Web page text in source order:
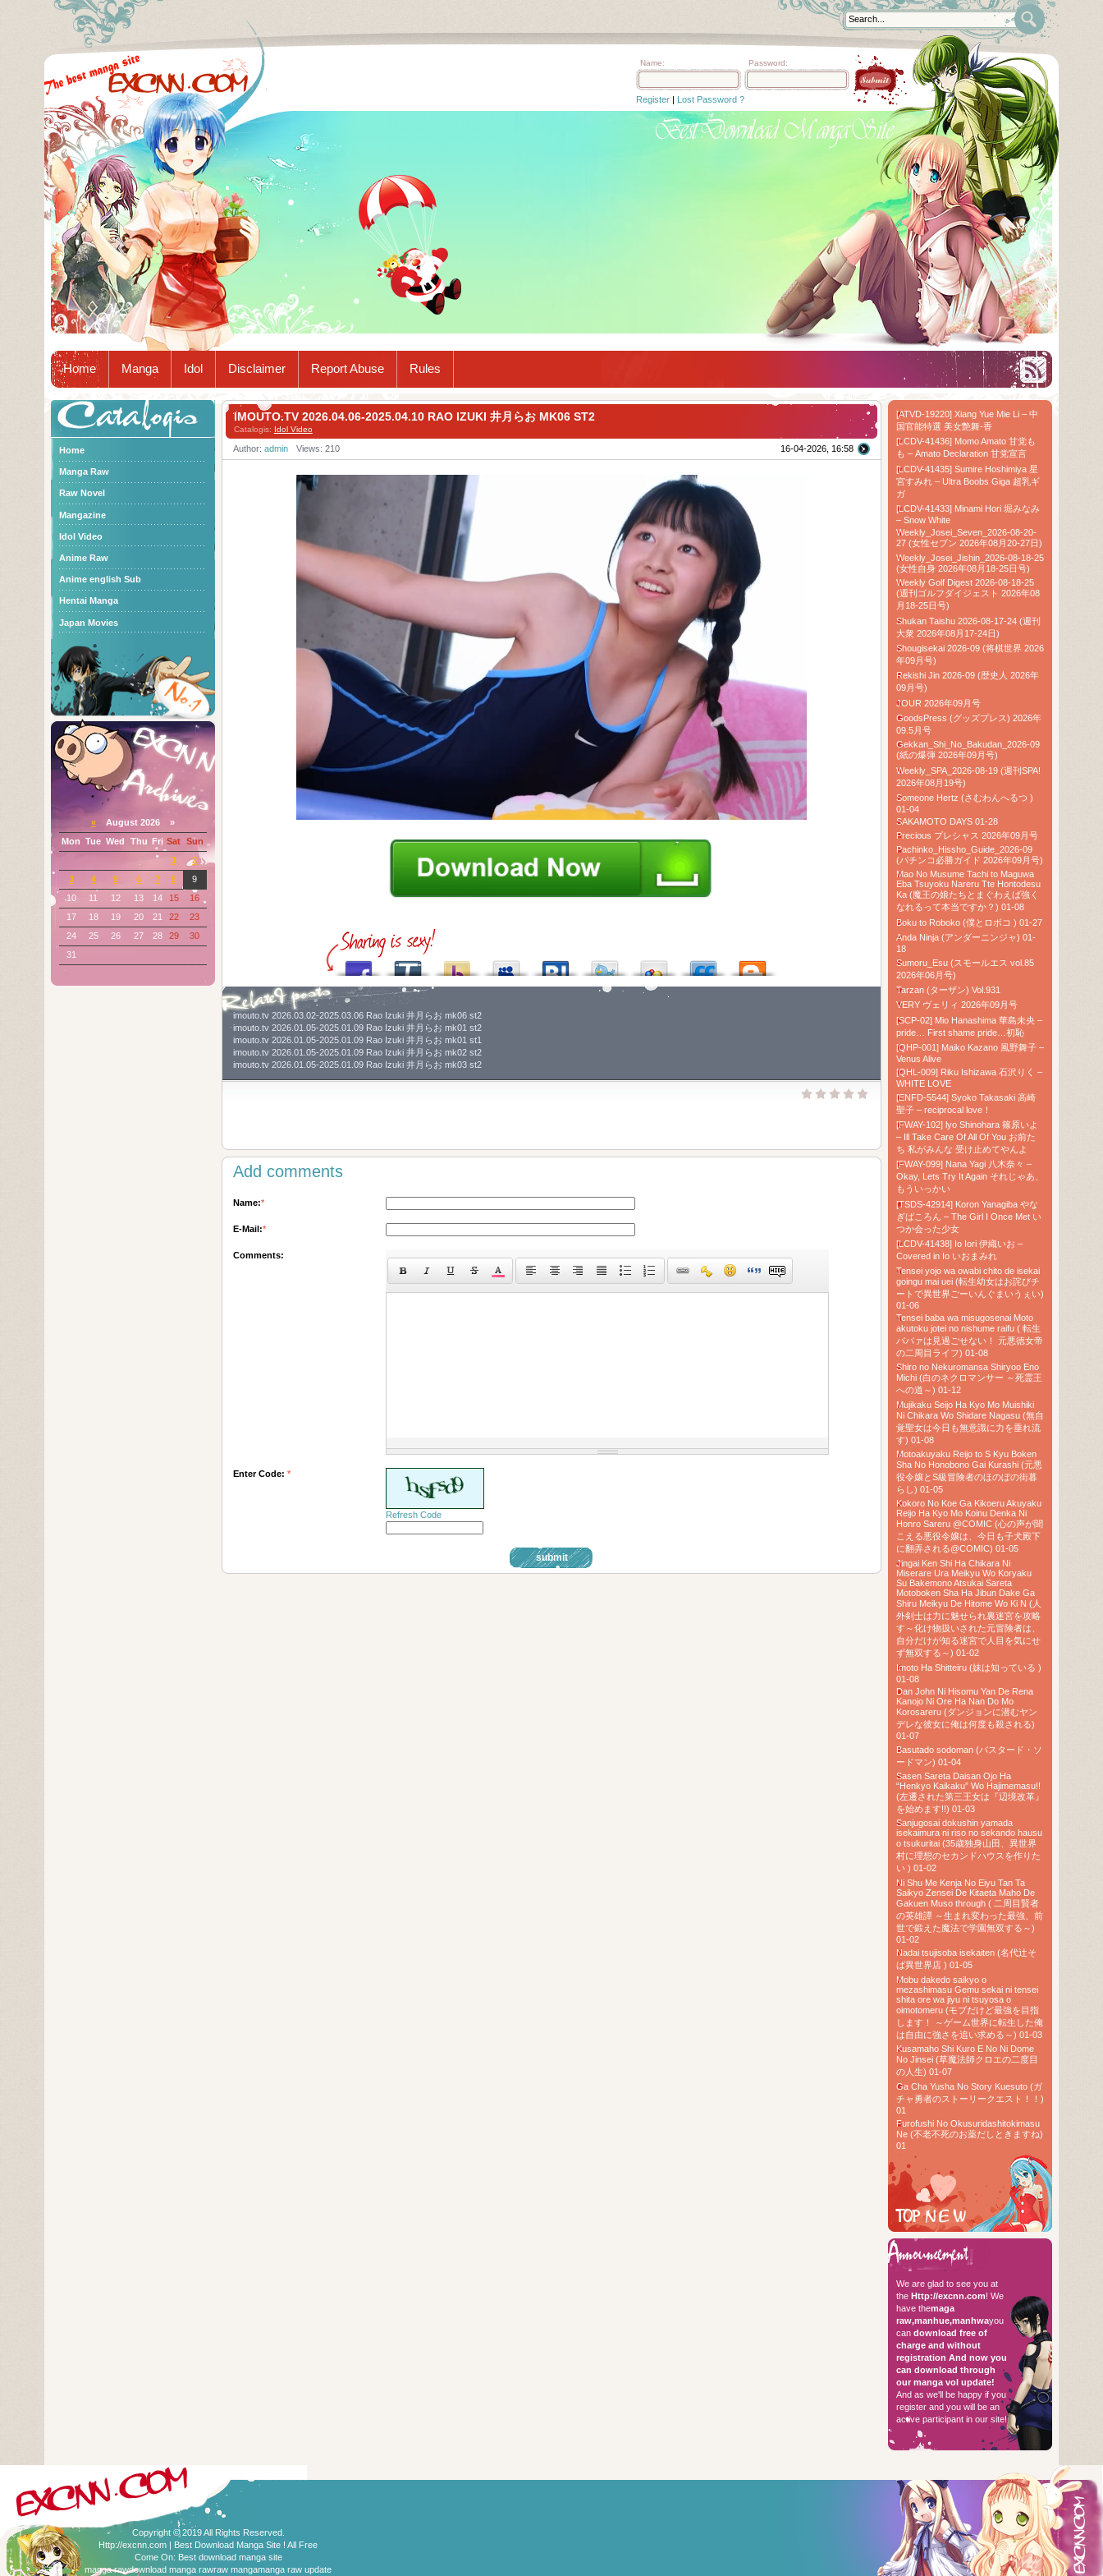
Excnn.com - Manga raw download...
Name: Password:
Register | Lost Password ?
Home Manga Idol Disclaimer Report Abuse Rules
IMOUTO.TV 2026.04.06-2025.04.10 RAO IZUKI 井月らお MK06 ST2
Catalogis: Idol Video
16-04-2026, 16:58
Author: admin Views: 210
imouto.tv 2026.03.02-2025.03.06 Rao Izuki 井月らお mk06 st2
imouto.tv 2026.01.05-2025.01.09 Rao Izuki 井月らお mk01 st2
imouto.tv 2026.01.05-2025.01.09 Rao Izuki 井月らお mk01 st1
imouto.tv 2026.01.05-2025.01.09 Rao Izuki 井月らお mk02 st2
imouto.tv 2026.01.05-2025.01.09 Rao Izuki 井月らお mk03 st2
Add comments
Name:*
E-Mail:*
Comments:
Enter Code: *
Refresh Code
[ATVD-19220] Xiang Yue Mie Li – 中
国官能特選 美女艶舞-香
[LCDV-41436] Momo Amato 甘党も
も – Amato Declaration 甘党宣言
[LCDV-41435] Sumire Hoshimiya 星
宮すみれ – Ultra Boobs Giga 超乳ギ
ガ
[LCDV-41433] Minami Hori 堀みなみ
– Snow White
Weekly_Josei_Seven_2026-08-20-
27 (女性セブン 2026年08月20-27日)
Weekly_Josei_Jishin_2026-08-18-25
(女性自身 2026年08月18-25日号)
Weekly Golf Digest 2026-08-18-25
(週刊ゴルフダイジェスト 2026年08
月18-25日号)
Shukan Taishu 2026-08-17-24 (週刊
大衆 2026年08月17-24日)
Shougisekai 2026-09 (将棋世界 2026
年09月号)
Rekishi Jin 2026-09 (歴史人 2026年
09月号)
JOUR 2026年09月号
GoodsPress (グッズプレス) 2026年
09.5月号
Gekkan_Shi_No_Bakudan_2026-09
(紙の爆弾 2026年09月号)
Weekly_SPA_2026-08-19 (週刊SPA!
2026年08月19号)
Someone Hertz (さむわんへるつ )
01-04
SAKAMOTO DAYS 01-28
Precious プレシャス 2026年09月号
Pachinko_Hissho_Guide_2026-09
(パチンコ必勝ガイド 2026年09月号)
Mao No Musume Tachi to Maguwa
Eba Tsuyoku Nareru Tte Hontodesu
Ka (魔王の娘たちとまぐわえば強く
なれるって本当ですか？) 01-08
Boku to Roboko (僕とロボコ ) 01-27
Anda Ninja (アンダーニンジャ) 01-
18
Sumoru_Esu (スモールエス vol.85
2026年06月号)
Tarzan (ターザン) Vol.931
VERY ヴェリィ 2026年09月号
[SCP-02] Mio Hanashima 華島未央 –
pride… First shame pride…初恥
[QHP-001] Maiko Kazano 風野舞子 –
Venus Alive
[QHL-009] Riku Ishizawa 石沢りく –
WHITE LOVE
[ENFD-5544] Syoko Takasaki 高崎
聖子 – reciprocal love！
[FWAY-102] lyo Shinohara 篠原いよ
– Ill Take Care Of All Of You お前た
ち 私がみんな 受け止めてやんよ
[FWAY-099] Nana Yagi 八木奈々 –
Okay, Lets Try It Again それじゃあ、
もういっかい
[TSDS-42914] Koron Yanagiba やな
ぎばころん – The Girl I Once Met い
つか会った少女
[LCDV-41438] Io Iori 伊織いお –
Covered in Io いおまみれ
Tensei yojo wa owabi chito de isekai
goingu mai uei (転生幼女はお詫びチ
ートで異世界ごーいんぐまいうぇい)
01-06
Tensei baba wa misugosenai Moto
akutoku jotei no nishume raifu ( 転生
ババァは見過ごせない！ 元悪徳女帝
の二周目ライフ) 01-08
Shiro no Nekuromansa Shiryoo Eno
Michi (白のネクロマンサー ～死霊王
への道～) 01-12
Mujikaku Seijo Ha Kyo Mo Muishiki
Ni Chikara Wo Shidare Nagasu (無自
覚聖女は今日も無意識に力を垂れ流
す) 01-08
Motoakuyaku Reijo to S Kyu Boken
Sha No Honobono Gai Kurashi (元悪
役令嬢とS級冒険者のほのぼの街暮
らし) 01-05
Kokoro No Koe Ga Kikoeru Akuyaku
Reijo Ha Kyo Mo Koinu Denka Ni
Honro Sareru @COMIC (心の声が聞
こえる悪役令嬢は、今日も子犬殿下
に翻弄される@COMIC) 01-05
Jingai Ken Shi Ha Chikara Ni
Miserare Ura Meikyu Wo Koryaku
Su Bakemono Atsukai Sareta
Motoboken Sha Ha Jibun Dake Ga
Shiru Meikyu De Hitome Wo Ki N (人
外剣士は力に魅せられ裏迷宮を攻略
す～化け物扱いされた元冒険者は、
自分だけが知る迷宮で人目を気にせ
ず無双する～) 01-02
Imoto Ha Shitteiru (妹は知っている )
01-08
Dan John Ni Hisomu Yan De Rena
Kanojo Ni Ore Ha Nan Do Mo
Korosareru (ダンジョンに潜むヤン
デレな彼女に俺は何度も殺される)
01-07
Basutado sodoman (バスタード・ソ
ードマン) 01-04
Sasen Sareta Daisan Ojo Ha
“Henkyo Kaikaku” Wo Hajimemasu!!
(左遷された第三王女は『辺境改革』
を始めます!!) 01-03
Sanjugosai dokushin yamada
isekaimura ni riso no sekando hausu
o tsukuritai (35歳独身山田、異世界
村に理想のセカンドハウスを作りた
い ) 01-02
Ni Shu Me Kenja No Eiyu Tan Ta
Saikyo Zensei De Kitaeta Maho De
Gakuen Muso through ( 二周目賢者
の英雄譚 ～生まれ変わった最強、前
世で鍛えた魔法で学園無双する～)
01-02
Nadai tsujisoba isekaiten (名代辻そ
ば異世界店 ) 01-05
Mobu dakedo saikyo o
mezashimasu Gemu sekai ni tensei
shita ore wa jiyu ni tsuyosa o
oimotomeru (モブだけど最強を目指
します！ ～ゲーム世界に転生した俺
は自由に強さを追い求める～) 01-03
Kusamaho Shi Kuro E No Ni Dome
No Jinsei (草魔法師クロエの二度目
の人生) 01-07
Ga Cha Yusha No Story Kuesuto (ガ
チャ勇者のストーリークエスト！！)
01
Furofushi No Okusuridashitokimasu
Ne (不老不死のお薬だしときますね)
01
We are glad to see you at
theHttp://excnn.com! We
have themaga
raw,manhue,manhwayou
candownload free of
charge and without
registration And now you
can download through
our manga vol update!
And as we'll be happy if you
register and you will be an
active participant in our site!
Catalogis
Home
Manga Raw
Raw Novel
Mangazine
Idol Video
Anime Raw
Anime english Sub
Hentai Manga
Japan Movies
«August 2026 »
Mon
Tue Wed Thu Fri Sat Sun
1
2
3
4 5 6 7 8
9
10
11 12 13 14 15
16
17
18 19 20 21 22
23
24
25 26 27 28 29
30
31
Copyright © 2019 All Rights Reserved.
Http://excnn.com | Best Download Manga Site ! All Free
Come On: Best download manga site
manga rawdownload manga rawraw mangamanga raw update